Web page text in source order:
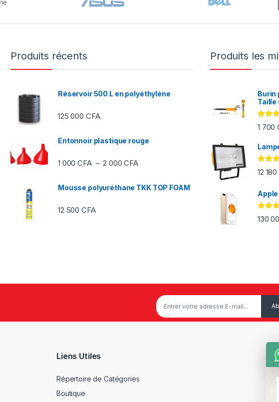
Produits récents
Réservoir 500 L en polyéthylène
125 000 CFA
Entonnoir plastique rouge
1 000CFA – 2 000CFAPlage de prix : 1 000 CFA à 2 000 CFA
Mousse polyuréthane TKK TOP FOAM
12 500CFA
Produits les
Burin
Taille
Note
sur 5
1 700
Note
sur 5
12 180
Note
sur 5
130
Liens Utiles
Répertoire de Catégories
Boutique